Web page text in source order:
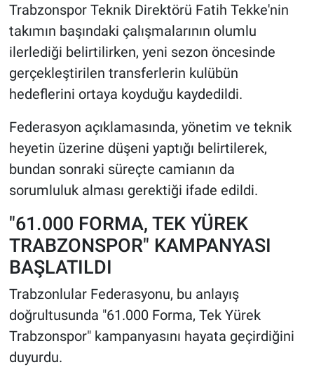
Trabzonspor Teknik Direktörü Fatih Tekke'nin
takımın başındaki çalışmalarının olumlu
ilerlediği belirtilirken, yeni sezon öncesinde
gerçekleştirilen transferlerin kulübün
hedeflerini ortaya koyduğu kaydedildi.
Federasyon açıklamasında, yönetim ve teknik
heyetin üzerine düşeni yaptığı belirtilerek,
bundan sonraki süreçte camianın da
sorumluluk alması gerektiği ifade edildi.
"61.000 FORMA, TEK YÜREK
TRABZONSPOR" KAMPANYASI
BAŞLATILDI
Trabzonlular Federasyonu, bu anlayış
doğrultusunda "61.000 Forma, Tek Yürek
Trabzonspor" kampanyasını hayata geçirdiğini
duyurdu.